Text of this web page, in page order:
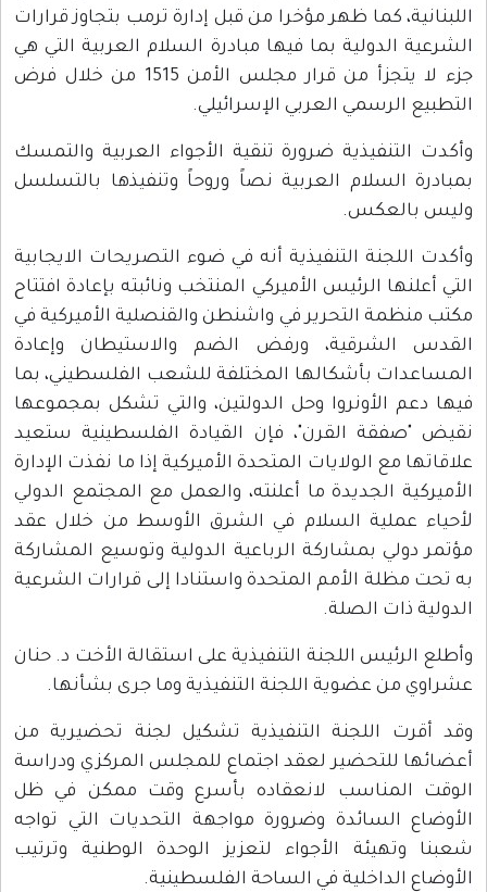
اللبنانية، كما ظهر مؤخرا من قبل إدارة ترمب بتجاوز قرارات
الشرعية الدولية بما فيها مبادرة السلام العربية التي هي
جزء لا يتجزأ من قرار مجلس الأمن 1515 من خلال فرض
التطبيع الرسمي العربي الإسرائيلي.
وأكدت التنفيذية ضرورة تنقية الأجواء العربية والتمسك
بمبادرة السلام العربية نصاً وروحاً وتنفيذها بالتسلسل
وليس بالعكس.
وأكدت اللجنة التنفيذية أنه في ضوء التصريحات الايجابية
التي أعلنها الرئيس الأميركي المنتخب ونائبته بإعادة افتتاح
مكتب منظمة التحرير في واشنطن والقنصلية الأميركية في
القدس الشرقية، ورفض الضم والاستيطان وإعادة
المساعدات بأشكالها المختلفة للشعب الفلسطيني، بما
فيها دعم الأونروا وحل الدولتين، والتي تشكل بمجموعها
نقيض "صفقة القرن"، فإن القيادة الفلسطينية ستعيد
علاقاتها مع الولايات المتحدة الأميركية إذا ما نفذت الإدارة
الأميركية الجديدة ما أعلنته، والعمل مع المجتمع الدولي
لأحياء عملية السلام في الشرق الأوسط من خلال عقد
مؤتمر دولي بمشاركة الرباعية الدولية وتوسيع المشاركة
به تحت مظلة الأمم المتحدة واستنادا إلى قرارات الشرعية
الدولية ذات الصلة.
وأطلع الرئيس اللجنة التنفيذية على استقالة الأخت د. حنان
عشراوي من عضوية اللجنة التنفيذية وما جرى بشأنها.
وقد أقرت اللجنة التنفيذية تشكيل لجنة تحضيرية من
أعضائها للتحضير لعقد اجتماع للمجلس المركزي ودراسة
الوقت المناسب لانعقاده بأسرع وقت ممكن في ظل
الأوضاع السائدة وضرورة مواجهة التحديات التي تواجه
شعبنا وتهيئة الأجواء لتعزيز الوحدة الوطنية وترتيب
الأوضاع الداخلية في الساحة الفلسطينية.